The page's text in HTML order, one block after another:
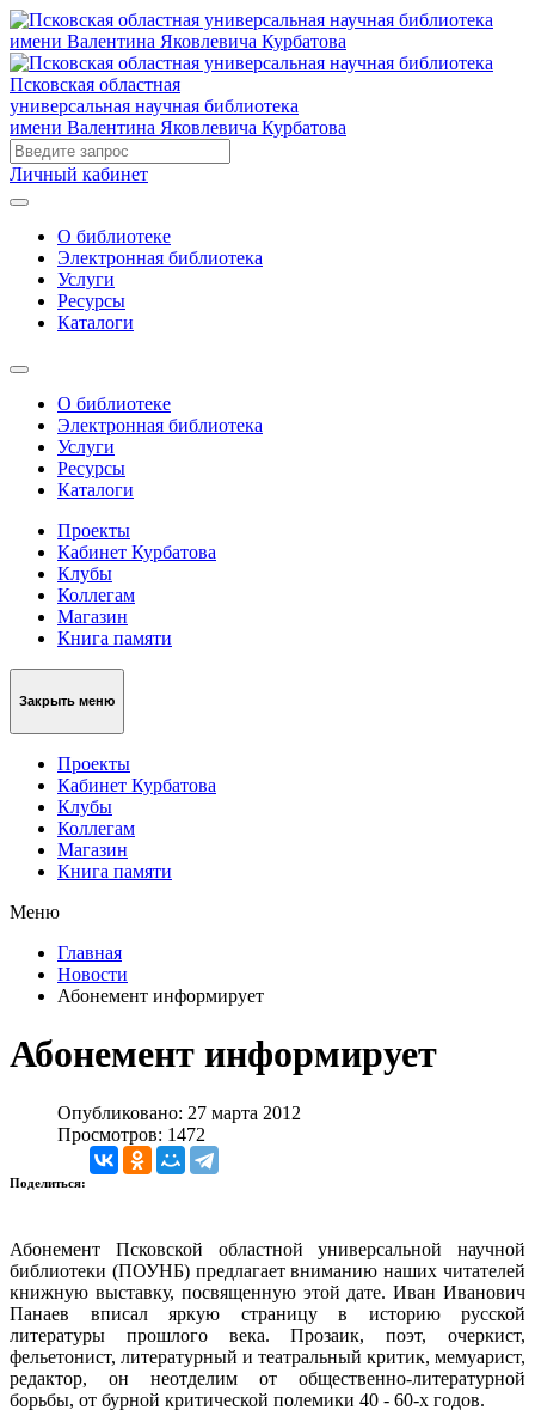
Псковская областная
универсальная научная библиотека
имени Валентина Яковлевича Курбатова
Личный кабинет
О библиотеке
Электронная библиотека
Услуги
Ресурсы
Каталоги
О библиотеке
Электронная библиотека
Услуги
Ресурсы
Каталоги
Проекты
Кабинет Курбатова
Клубы
Коллегам
Магазин
Книга памяти
Закрыть меню
Проекты
Кабинет Курбатова
Клубы
Коллегам
Магазин
Книга памяти
Меню
Главная
Новости
Абонемент информирует
Абонемент информирует
Опубликовано: 27 марта 2012
Просмотров: 1472
Поделиться:
Абонемент Псковской областной универсальной научной
библиотеки (ПОУНБ) предлагает вниманию наших читателей
книжную выставку, посвященную этой дате. Иван Иванович
Панаев вписал яркую страницу в историю русской
литературы прошлого века. Прозаик, поэт, очеркист,
фельетонист, литературный и театральный критик, мемуарист,
редактор, он неотделим от общественно-литературной
борьбы, от бурной критической полемики 40 - 60-х годов.